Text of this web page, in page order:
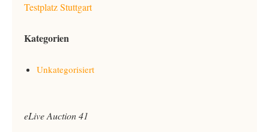
Testplatz Stuttgart
Kategorien
Unkategorisiert
eLive Auction 41